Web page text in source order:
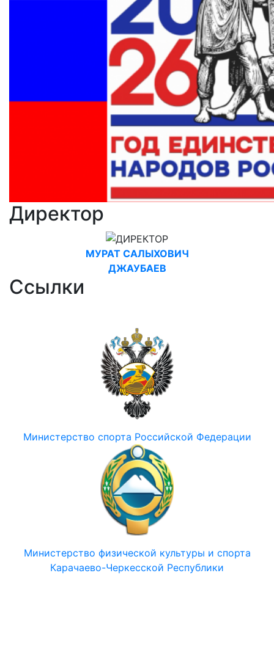
Директор
МУРАТ САЛЫХОВИЧ
ДЖАУБАЕВ
Ссылки
Министерство спорта Российской Федерации
Министерство физической культуры и спорта
Карачаево-Черкесской Республики